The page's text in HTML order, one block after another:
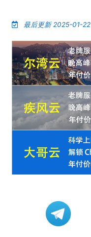
最后更新 2025-01-22